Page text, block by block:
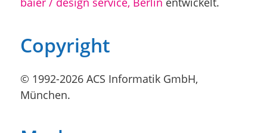
Copyright
© 1992-2026 ACS Informatik GmbH,
München.